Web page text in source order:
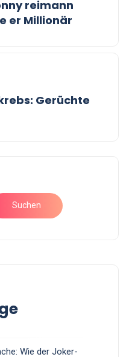
reimann
er Millionär
Gerüchte
Suchen
Wie der Joker-